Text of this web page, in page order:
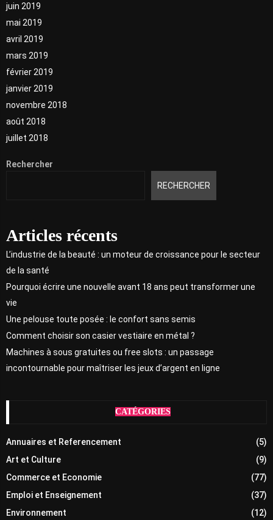
juin 2019
mai 2019
avril 2019
mars 2019
février 2019
janvier 2019
novembre 2018
août 2018
juillet 2018
Rechercher
RECHERCHER
Articles récents
L’industrie de la beauté : un moteur de croissance pour le secteur
de la santé
Pourquoi écrire une nouvelle avant 18 ans peut transformer une
vie
Une pelouse toute posée : le confort sans semis
Comment choisir son casier vestiaire en métal ?
Machines à sous gratuites ou free slots : un passage
incontournable pour maîtriser les jeux d’argent en ligne
CATÉGORIES
Annuaires et Referencement
(5)
Art et Culture
(9)
Commerce et Economie
(77)
Emploi et Enseignement
(37)
Environnement
(12)